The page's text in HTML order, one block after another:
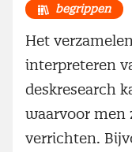
begrippen
Het
interpreteren
deskresearch
waarvoor men
verrichten.